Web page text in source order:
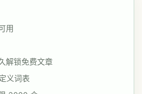
用
解锁免费文章
义词表